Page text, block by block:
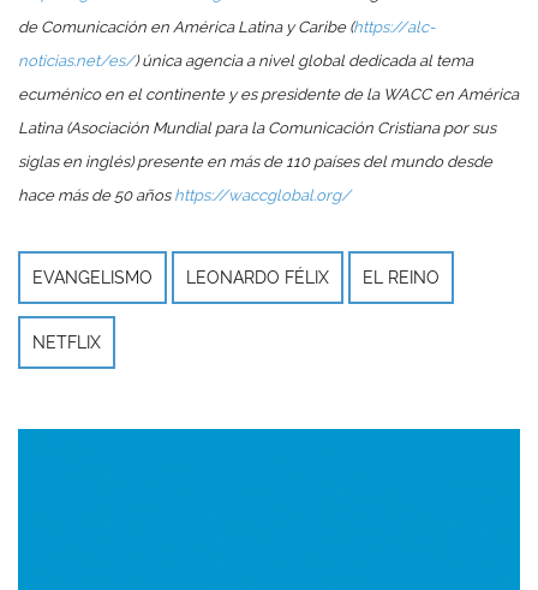
de Comunicación en América Latina y Caribe (https://alc-
noticias.net/es/) única agencia a nivel global dedicada al tema
ecuménico en el continente y es presidente de la WACC en América
Latina (Asociación Mundial para la Comunicación Cristiana por sus
siglas en inglés) presente en más de 110 países del mundo desde
hace más de 50 años https://waccglobal.org/
EVANGELISMO LEONARDO FÉLIX EL REINO
NETFLIX